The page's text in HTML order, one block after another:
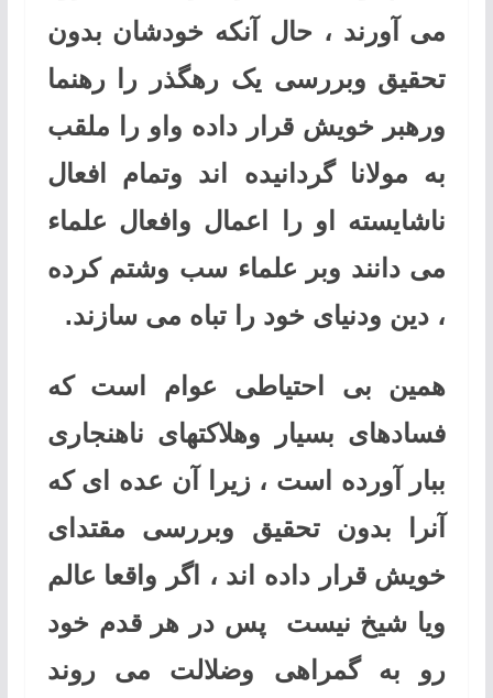
می آورند ، حال آنکه خودشان بدون
تحقیق وبررسی یک رهگذر را رهنما
ورهبر خویش قرار داده واو را ملقب
به مولانا گردانیده اند وتمام افعال
ناشایسته او را اعمال وافعال علماء
می دانند وبر علماء سب وشتم کرده
، دین ودنیای خود را تباه می سازند.
همین بی احتیاطی عوام است که
فسادهای بسیار وهلاکتهای ناهنجاری
ببار آورده است ، زیرا آن عده ای که
آنرا بدون تحقیق وبررسی مقتدای
خویش قرار داده اند ، اگر واقعا عالم
ویا شیخ نیست پس در هر قدم خود
رو به گمراهی وضلالت می روند